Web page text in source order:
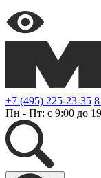
+7 (495) 225-23-35
Пн - Пт: с 9:00 до